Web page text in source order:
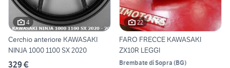
4
Cerchio anteriore KAWASAKI
NINJA 1000 1100 SX 2020
329 €
22
FARO FRECCE KAWASAKI
ZX10R LEGGI
Brembate di Sopra (BG)